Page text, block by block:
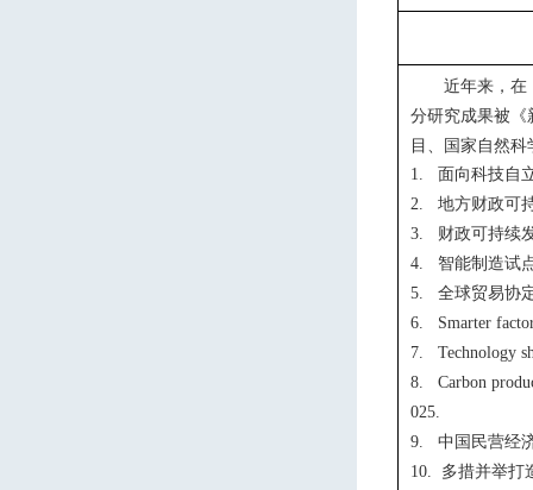
近年来，在
分研究成果被《
目、国家自然
1. 面向科技自
2. 地方财政可
3. 财政可持续
4. 智能制造试
5. 全球贸易协
6. Smarter
7. Technology
8. Carbon
025.
9. 中国民营经
10. 多措并举打